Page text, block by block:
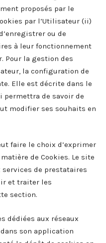
proposés par le
par l’Utilisateur (ii)
ou de
à leur fonctionnement
Pour la gestion des
la configuration de
Elle est décrite dans le
permettra de savoir de
modifier ses souhaits en
faire le choix d’exprimer
de Cookies. Le site
services de prestataires
et traiter les
section.
dédiées aux réseaux
son application